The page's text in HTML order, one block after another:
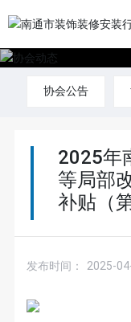
协会公告
2025年
等局部
补贴（
发布时间： 2025-